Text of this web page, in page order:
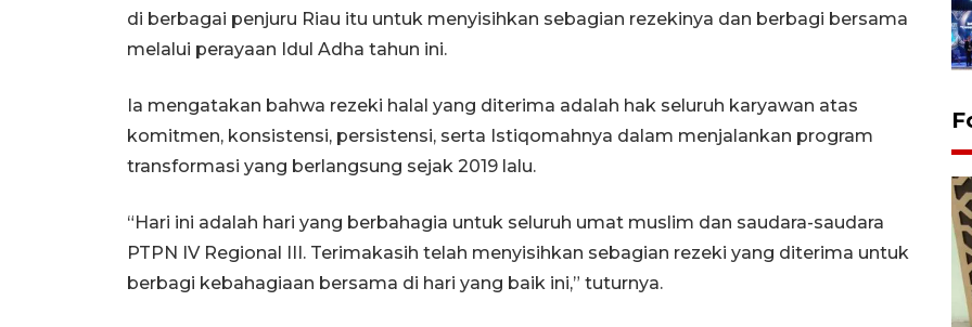
di berbagai penjuru Riau itu untuk menyisihkan sebagian rezekinya dan berbagi bersama
melalui perayaan Idul Adha tahun ini.
Ia mengatakan bahwa rezeki halal yang diterima adalah hak seluruh karyawan atas
komitmen, konsistensi, persistensi, serta Istiqomahnya dalam menjalankan program
transformasi yang berlangsung sejak 2019 lalu.
“Hari ini adalah hari yang berbahagia untuk seluruh umat muslim dan saudara-saudara
PTPN IV Regional III. Terimakasih telah menyisihkan sebagian rezeki yang diterima untuk
berbagi kebahagiaan bersama di hari yang baik ini,” tuturnya.